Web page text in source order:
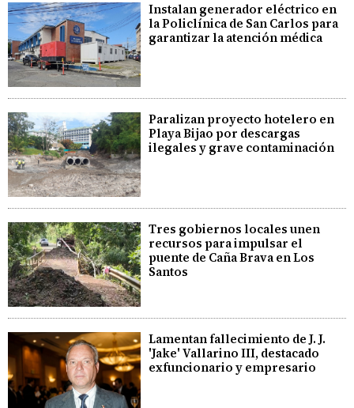
Instalan generador eléctrico en
la Policlínica de San Carlos para
garantizar la atención médica
Paralizan proyecto hotelero en
Playa Bijao por descargas
ilegales y grave contaminación
Tres gobiernos locales unen
recursos para impulsar el
puente de Caña Brava en Los
Santos
Lamentan fallecimiento de J. J.
'Jake' Vallarino III, destacado
exfuncionario y empresario